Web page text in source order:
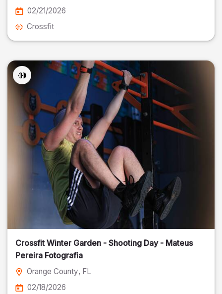
02/21/2026
Crossfit
Crossfit Winter Garden - Shooting Day - Mateus
Pereira Fotografia
Orange County, FL
02/18/2026